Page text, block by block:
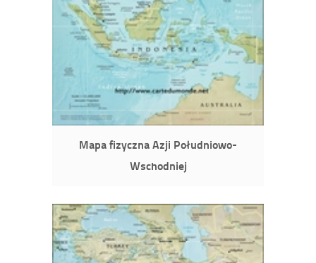
Mapa fizyczna Azji Południowo-
Wschodniej